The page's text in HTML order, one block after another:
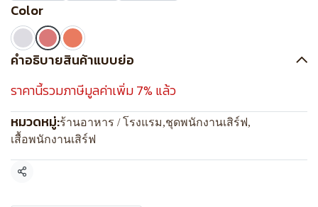
Color
คำอธิบายสินค้าแบบย่อ
ราคานี้รวมภาษีมูลค่าเพิ่ม 7% แล้ว
หมวดหมู่:ร้านอาหาร / โรงแรม,ชุดพนักงานเสิร์ฟ,
เสื้อพนักงานเสิร์ฟ
แชร์